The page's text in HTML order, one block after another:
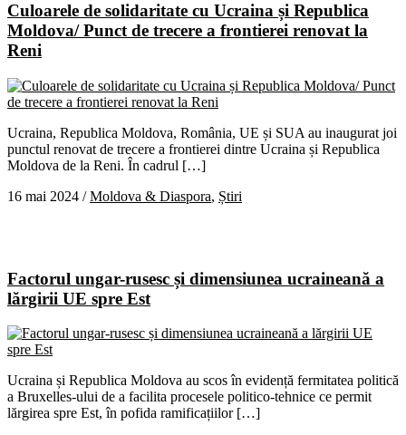
Culoarele de solidaritate cu Ucraina și Republica
Moldova/ Punct de trecere a frontierei renovat la
Reni
Ucraina, Republica Moldova, România, UE și SUA au inaugurat joi
punctul renovat de trecere a frontierei dintre Ucraina și Republica
Moldova de la Reni. În cadrul […]
16 mai 2024 /Moldova & Diaspora, Știri
Factorul ungar-rusesc și dimensiunea ucraineană a
lărgirii UE spre Est
Ucraina și Republica Moldova au scos în evidență fermitatea politică
a Bruxelles-ului de a facilita procesele politico-tehnice ce permit
lărgirea spre Est, în pofida ramificațiilor […]